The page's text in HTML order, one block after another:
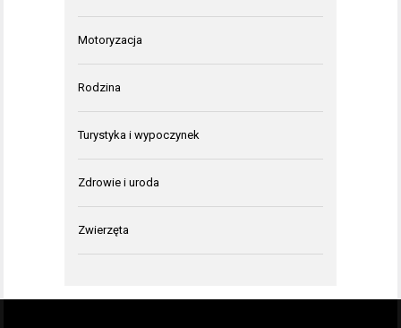
Motoryzacja
Rodzina
Turystyka i wypoczynek
Zdrowie i uroda
Zwierzęta